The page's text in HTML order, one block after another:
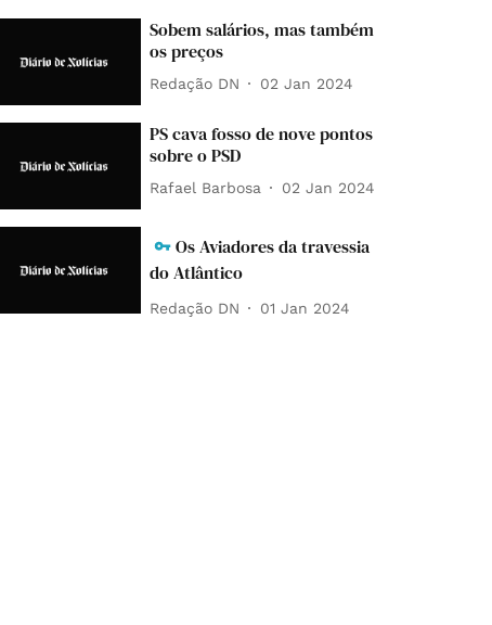
Sobem salários, mas também
os preços
Redação DN 02 Jan 2024
PS cava fosso de nove pontos
sobre o PSD
Rafael Barbosa 02 Jan 2024
Os Aviadores da travessia
do Atlântico
Redação DN 01 Jan 2024